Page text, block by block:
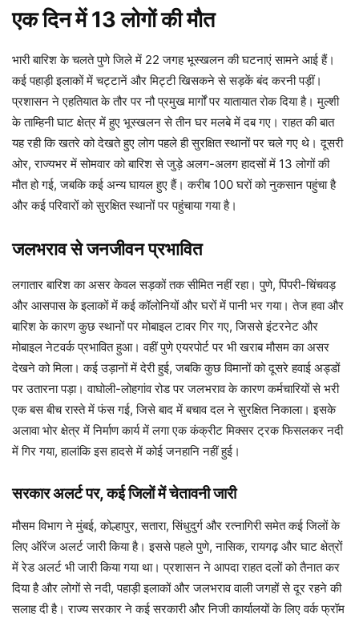
एक दिन में 13 लोगों की मौत
भारी बारिश के चलते पुणे जिले में 22 जगह भूस्खलन की घटनाएं सामने आई हैं।
कई पहाड़ी इलाकों में चट्टानें और मिट्टी खिसकने से सड़कें बंद करनी पड़ीं।
प्रशासन ने एहतियात के तौर पर नौ प्रमुख मार्गों पर यातायात रोक दिया है। मुल्शी
के ताम्हिनी घाट क्षेत्र में हुए भूस्खलन से तीन घर मलबे में दब गए। राहत की बात
यह रही कि खतरे को देखते हुए लोग पहले ही सुरक्षित स्थानों पर चले गए थे। दूसरी
ओर, राज्यभर में सोमवार को बारिश से जुड़े अलग-अलग हादसों में 13 लोगों की
मौत हो गई, जबकि कई अन्य घायल हुए हैं। करीब 100 घरों को नुकसान पहुंचा है
और कई परिवारों को सुरक्षित स्थानों पर पहुंचाया गया है।
जलभराव से जनजीवन प्रभावित
लगातार बारिश का असर केवल सड़कों तक सीमित नहीं रहा। पुणे, पिंपरी-चिंचवड़
और आसपास के इलाकों में कई कॉलोनियों और घरों में पानी भर गया। तेज हवा और
बारिश के कारण कुछ स्थानों पर मोबाइल टावर गिर गए, जिससे इंटरनेट और
मोबाइल नेटवर्क प्रभावित हुआ। वहीं पुणे एयरपोर्ट पर भी खराब मौसम का असर
देखने को मिला। कई उड़ानों में देरी हुई, जबकि कुछ विमानों को दूसरे हवाई अड्डों
पर उतारना पड़ा। वाघोली-लोहगांव रोड पर जलभराव के कारण कर्मचारियों से भरी
एक बस बीच रास्ते में फंस गई, जिसे बाद में बचाव दल ने सुरक्षित निकाला। इसके
अलावा भोर क्षेत्र में निर्माण कार्य में लगा एक कंक्रीट मिक्सर ट्रक फिसलकर नदी
में गिर गया, हालांकि इस हादसे में कोई जनहानि नहीं हुई।
सरकार अलर्ट पर, कई जिलों में चेतावनी जारी
मौसम विभाग ने मुंबई, कोल्हापुर, सतारा, सिंधुदुर्ग और रत्नागिरी समेत कई जिलों के
लिए ऑरेंज अलर्ट जारी किया है। इससे पहले पुणे, नासिक, रायगढ़ और घाट क्षेत्रों
में रेड अलर्ट भी जारी किया गया था। प्रशासन ने आपदा राहत दलों को तैनात कर
दिया है और लोगों से नदी, पहाड़ी इलाकों और जलभराव वाली जगहों से दूर रहने की
सलाह दी है। राज्य सरकार ने कई सरकारी और निजी कार्यालयों के लिए वर्क फ्रॉम